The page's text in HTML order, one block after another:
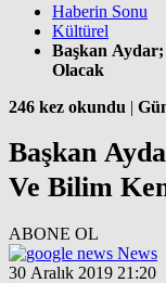
Haberin Sonu
Kültürel
Başkan
Olacak
246 kez okundu |
Başkan
Ve Bilim
ABONE OL
News
30 Aralık 2019 21:20